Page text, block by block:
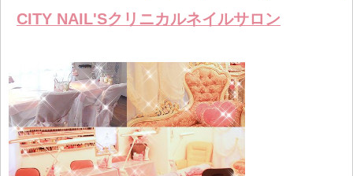
CITY NAIL'Sクリニカルネイルサロン
比較す
る
保存リス
します
詳しく見る